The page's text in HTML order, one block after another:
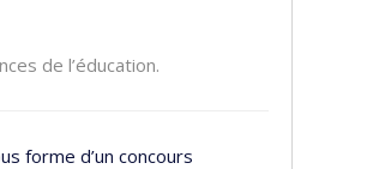
de l’éducation.
forme d’un concours